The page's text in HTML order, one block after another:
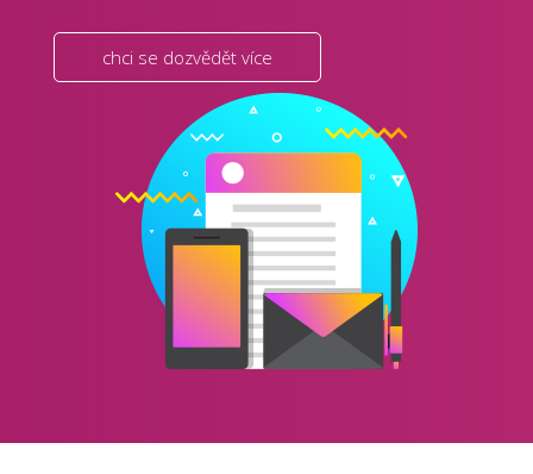
chci se dozvědět více